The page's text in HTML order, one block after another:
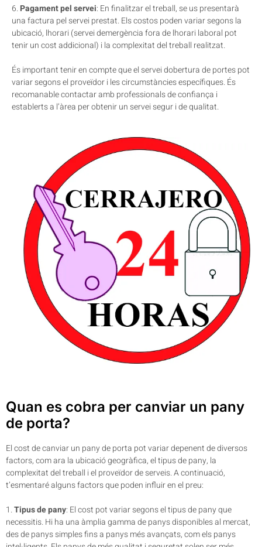
6.Pagament pel servei: En finalitzar el treball, se us presentarà
una factura pel servei prestat. Els costos poden variar segons la
ubicació, lhorari (servei demergència fora de lhorari laboral pot
tenir un cost addicional) i la complexitat del treball realitzat.
És important tenir en compte que el servei dobertura de portes pot
variar segons el proveïdor i les circumstàncies específiques. És
recomanable contactar amb professionals de confiança i
establerts a l’àrea per obtenir un servei segur i de qualitat.
Quan es cobra per canviar un pany
de porta?
El cost de canviar un pany de porta pot variar depenent de diversos
factors, com ara la ubicació geogràfica, el tipus de pany, la
complexitat del treball i el proveïdor de serveis. A continuació,
t’esmentaré alguns factors que poden influir en el preu:
1.Tipus de pany: El cost pot variar segons el tipus de pany que
necessitis. Hi ha una àmplia gamma de panys disponibles al mercat,
des de panys simples fins a panys més avançats, com els panys